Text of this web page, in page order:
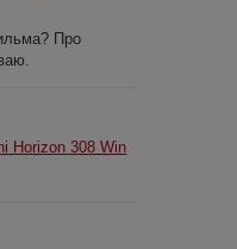
Про
Horizon 308 Win